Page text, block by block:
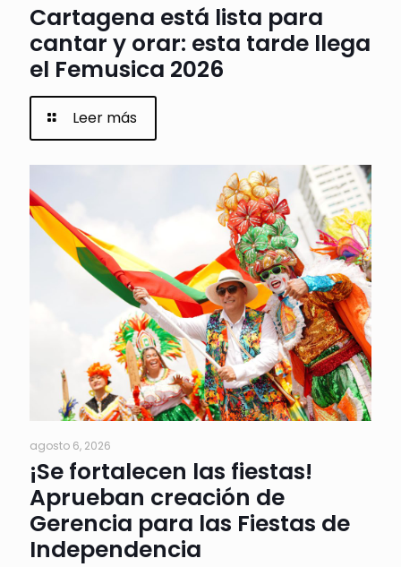
Cartagena está lista para
cantar y orar: esta tarde llega
el Femusica 2026
Leer más
agosto 6, 2026
¡Se fortalecen las fiestas!
Aprueban creación de
Gerencia para las Fiestas de
Independencia